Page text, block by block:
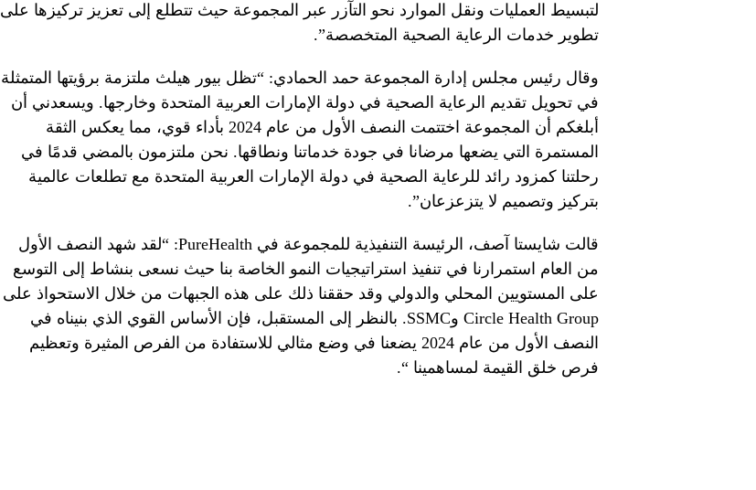
لتبسيط العمليات ونقل الموارد نحو التآزر عبر المجموعة حيث تتطلع إلى تعزيز تركيزها على
تطوير خدمات الرعاية الصحية المتخصصة”.
وقال رئيس مجلس إدارة المجموعة حمد الحمادي: “تظل بيور هيلث ملتزمة برؤيتها المتمثلة
في تحويل تقديم الرعاية الصحية في دولة الإمارات العربية المتحدة وخارجها. ويسعدني أن
أبلغكم أن المجموعة اختتمت النصف الأول من عام 2024 بأداء قوي، مما يعكس الثقة
المستمرة التي يضعها مرضانا في جودة خدماتنا ونطاقها. نحن ملتزمون بالمضي قدمًا في
رحلتنا كمزود رائد للرعاية الصحية في دولة الإمارات العربية المتحدة مع تطلعات عالمية
بتركيز وتصميم لا يتزعزعان”.
قالت شايستا آصف، الرئيسة التنفيذية للمجموعة في PureHealth: “لقد شهد النصف الأول
من العام استمرارنا في تنفيذ استراتيجيات النمو الخاصة بنا حيث نسعى بنشاط إلى التوسع
على المستويين المحلي والدولي وقد حققنا ذلك على هذه الجبهات من خلال الاستحواذ على
Circle Health Group وSSMC. بالنظر إلى المستقبل، فإن الأساس القوي الذي بنيناه في
النصف الأول من عام 2024 يضعنا في وضع مثالي للاستفادة من الفرص المثيرة وتعظيم
فرص خلق القيمة لمساهمينا “.